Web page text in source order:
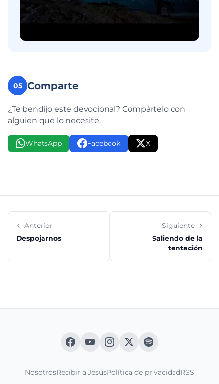
05 Comparte
¿Te bendijo este devocional? Compártelo con
alguien que lo necesite.
WhatsApp Facebook X
← Anterior
Despojarnos
Siguiente →
Saliendo de la
tentación
NosotrosRecibir a JesúsPolítica de privacidadRSS